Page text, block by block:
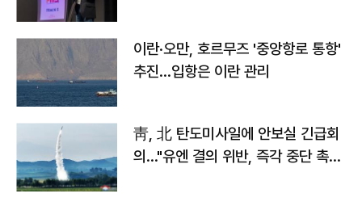
이란·오만, 호르무즈 '중앙항로 통항'
추진…입항은 이란 관리
靑, 北 탄도미사일에 안보실 긴급회
의…"유엔 결의 위반, 즉각 중단 촉